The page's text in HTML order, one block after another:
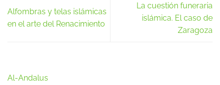
Alfombras y telas islámicas
en el arte del Renacimiento
La cuestión funeraria
islámica. El caso de
Zaragoza
Al-Andalus